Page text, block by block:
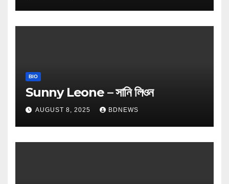
BIO
Sunny Leone – সানি লিওন
AUGUST 8, 2025 BDNEWS